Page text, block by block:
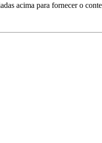
acima para fornecer o